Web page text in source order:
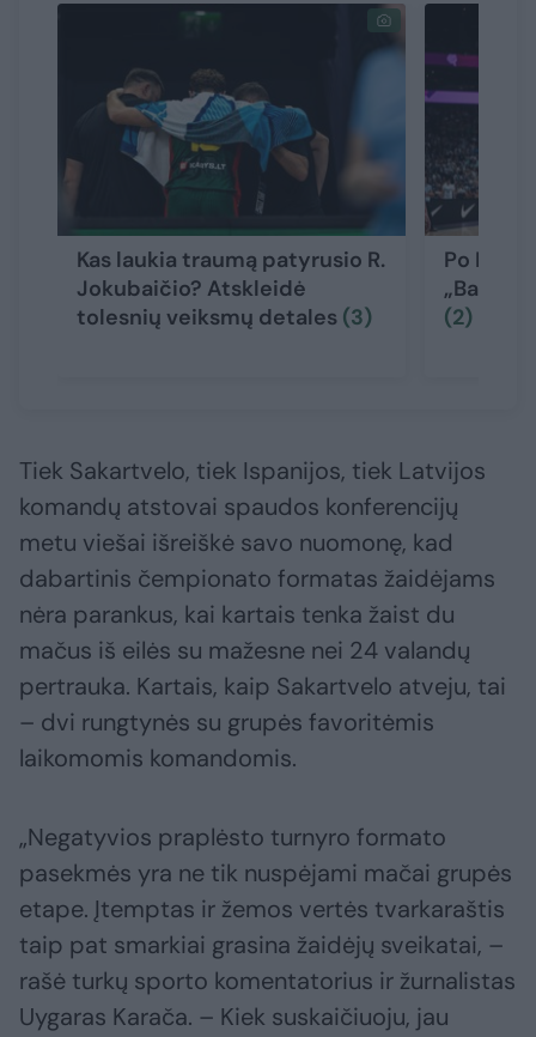
Kas laukia traumą patyrusio R.
Jokubaičio? Atskleidė
tolesnių veiksmų detales (3)
Po R.
(2)
Tiek Sakartvelo, tiek Ispanijos, tiek Latvijos
komandų atstovai spaudos konferencijų
metu viešai išreiškė savo nuomonę, kad
dabartinis čempionato formatas žaidėjams
nėra parankus, kai kartais tenka žaist du
mačus iš eilės su mažesne nei 24 valandų
pertrauka. Kartais, kaip Sakartvelo atveju, tai
– dvi rungtynės su grupės favoritėmis
laikomomis komandomis.
„Negatyvios praplėsto turnyro formato
pasekmės yra ne tik nuspėjami mačai grupės
etape. Įtemptas ir žemos vertės tvarkaraštis
taip pat smarkiai grasina žaidėjų sveikatai, –
rašė turkų sporto komentatorius ir žurnalistas
Uygaras Karača. – Kiek suskaičiuoju, jau